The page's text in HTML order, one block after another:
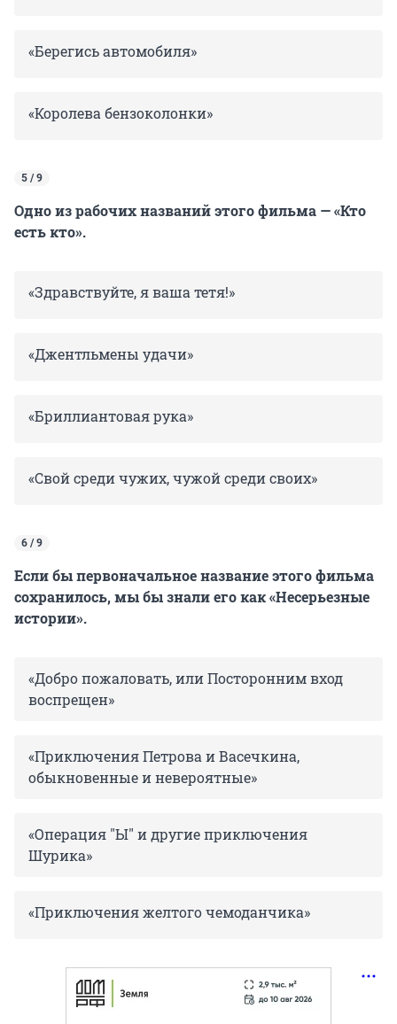
«Берегись автомобиля»
«Королева бензоколонки»
5 / 9
Одно из рабочих названий этого фильма — «Кто
есть кто».
«Здравствуйте, я ваша тетя!»
«Джентльмены удачи»
«Бриллиантовая рука»
«Свой среди чужих, чужой среди своих»
6 / 9
Если бы первоначальное название этого фильма
сохранилось, мы бы знали его как «Несерьезные
истории».
«Добро пожаловать, или Посторонним вход
воспрещен»
«Приключения Петрова и Васечкина,
обыкновенные и невероятные»
«Операция "Ы" и другие приключения
Шурика»
«Приключения желтого чемоданчика»